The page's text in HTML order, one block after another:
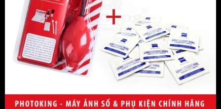
Wacom
RAVpower
Vanguard
Tamrac
Laowa
Rode